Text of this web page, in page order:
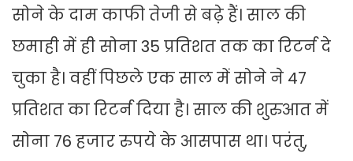
सोने के दाम काफी तेजी से बढ़े हैं। साल की
छमाही में ही सोना 35 प्रतिशत तक का रिटर्न दे
चुका है। वहीं पिछले एक साल में सोने ने 47
प्रतिशत का रिटर्न दिया है। साल की शुरुआत में
सोना 76 हजार रुपये के आसपास था। परंतु,